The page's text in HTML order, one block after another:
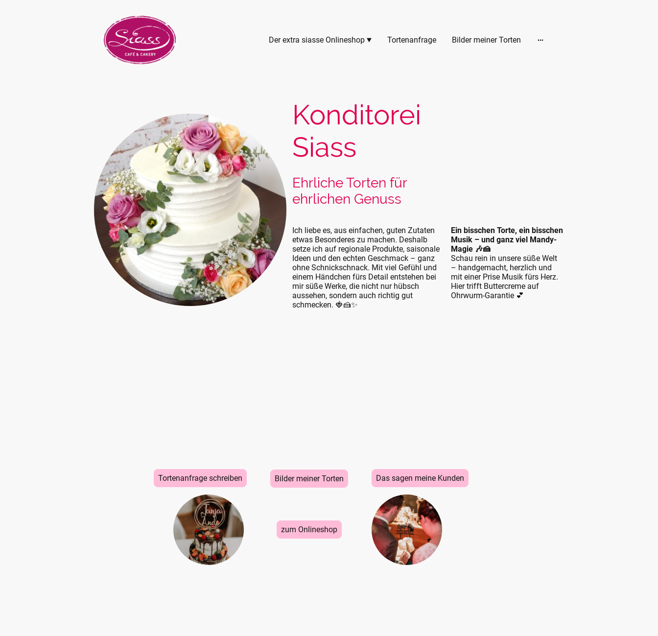
Der extra siasse Onlineshop Tortenanfrage Bilder meiner Torten
Konditorei
Siass
Ehrliche Torten für
ehrlichen Genuss
Ich liebe es, aus einfachen, guten Zutaten
etwas Besonderes zu machen. Deshalb
setze ich auf regionale Produkte, saisonale
Ideen und den echten Geschmack – ganz
ohne Schnickschnack. Mit viel Gefühl und
einem Händchen fürs Detail entstehen bei
mir süße Werke, die nicht nur hübsch
aussehen, sondern auch richtig gut
schmecken. 🍓🍰✨
Ein bisschen Torte, ein bisschen
Musik – und ganz viel Mandy-
Magie 🎶🍰
Schau rein in unsere süße Welt
– handgemacht, herzlich und
mit einer Prise Musik fürs Herz.
Hier trifft Buttercreme auf
Ohrwurm-Garantie 💕
Tortenanfrage schreiben Bilder meiner Torten Das sagen meine Kunden
zum Onlineshop